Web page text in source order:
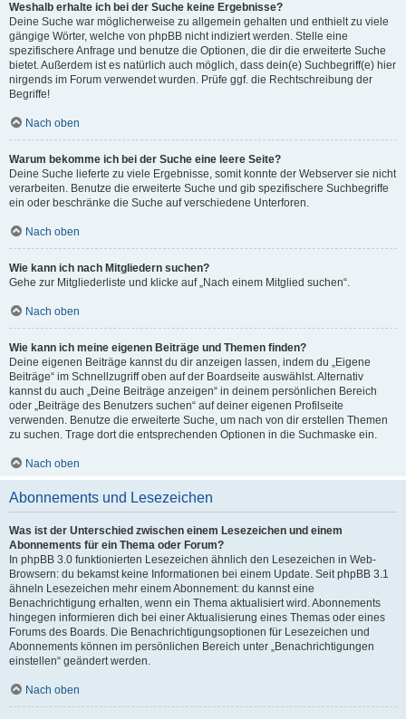
Weshalb erhalte ich bei der Suche keine Ergebnisse?
Deine Suche war möglicherweise zu allgemein gehalten und enthielt zu viele
gängige Wörter, welche von phpBB nicht indiziert werden. Stelle eine
spezifischere Anfrage und benutze die Optionen, die dir die erweiterte Suche
bietet. Außerdem ist es natürlich auch möglich, dass dein(e) Suchbegriff(e) hier
nirgends im Forum verwendet wurden. Prüfe ggf. die Rechtschreibung der
Begriffe!
Nach oben
Warum bekomme ich bei der Suche eine leere Seite?
Deine Suche lieferte zu viele Ergebnisse, somit konnte der Webserver sie nicht
verarbeiten. Benutze die erweiterte Suche und gib spezifischere Suchbegriffe
ein oder beschränke die Suche auf verschiedene Unterforen.
Nach oben
Wie kann ich nach Mitgliedern suchen?
Gehe zur Mitgliederliste und klicke auf „Nach einem Mitglied suchen“.
Nach oben
Wie kann ich meine eigenen Beiträge und Themen finden?
Deine eigenen Beiträge kannst du dir anzeigen lassen, indem du „Eigene
Beiträge“ im Schnellzugriff oben auf der Boardseite auswählst. Alternativ
kannst du auch „Deine Beiträge anzeigen“ in deinem persönlichen Bereich
oder „Beiträge des Benutzers suchen“ auf deiner eigenen Profilseite
verwenden. Benutze die erweiterte Suche, um nach von dir erstellen Themen
zu suchen. Trage dort die entsprechenden Optionen in die Suchmaske ein.
Nach oben
Abonnements und Lesezeichen
Was ist der Unterschied zwischen einem Lesezeichen und einem
Abonnements für ein Thema oder Forum?
In phpBB 3.0 funktionierten Lesezeichen ähnlich den Lesezeichen in Web-
Browsern: du bekamst keine Informationen bei einem Update. Seit phpBB 3.1
ähneln Lesezeichen mehr einem Abonnement: du kannst eine
Benachrichtigung erhalten, wenn ein Thema aktualisiert wird. Abonnements
hingegen informieren dich bei einer Aktualisierung eines Themas oder eines
Forums des Boards. Die Benachrichtigungsoptionen für Lesezeichen und
Abonnements können im persönlichen Bereich unter „Benachrichtigungen
einstellen“ geändert werden.
Nach oben